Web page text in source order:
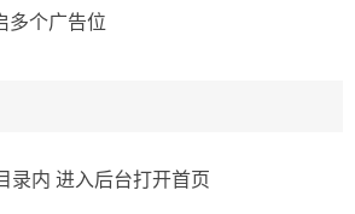
多个广告位
录内 进入后台打开首页